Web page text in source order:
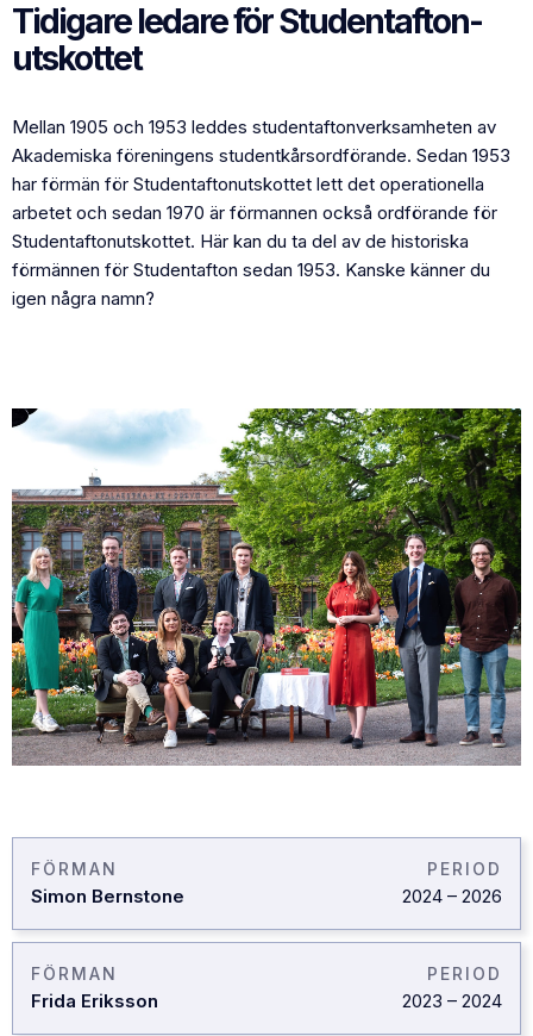
Tidigare ledare för Studentafton-
utskottet
Mellan 1905 och 1953 leddes studentaftonverksamheten av
Akademiska föreningens studentkårsordförande. Sedan 1953
har förmän för Studentaftonutskottet lett det operationella
arbetet och sedan 1970 är förmannen också ordförande för
Studentaftonutskottet. Här kan du ta del av de historiska
förmännen för Studentafton sedan 1953. Kanske känner du
igen några namn?
FÖRMAN
Simon Bernstone
PERIOD
2024 – 2026
FÖRMAN
Frida Eriksson
PERIOD
2023 – 2024